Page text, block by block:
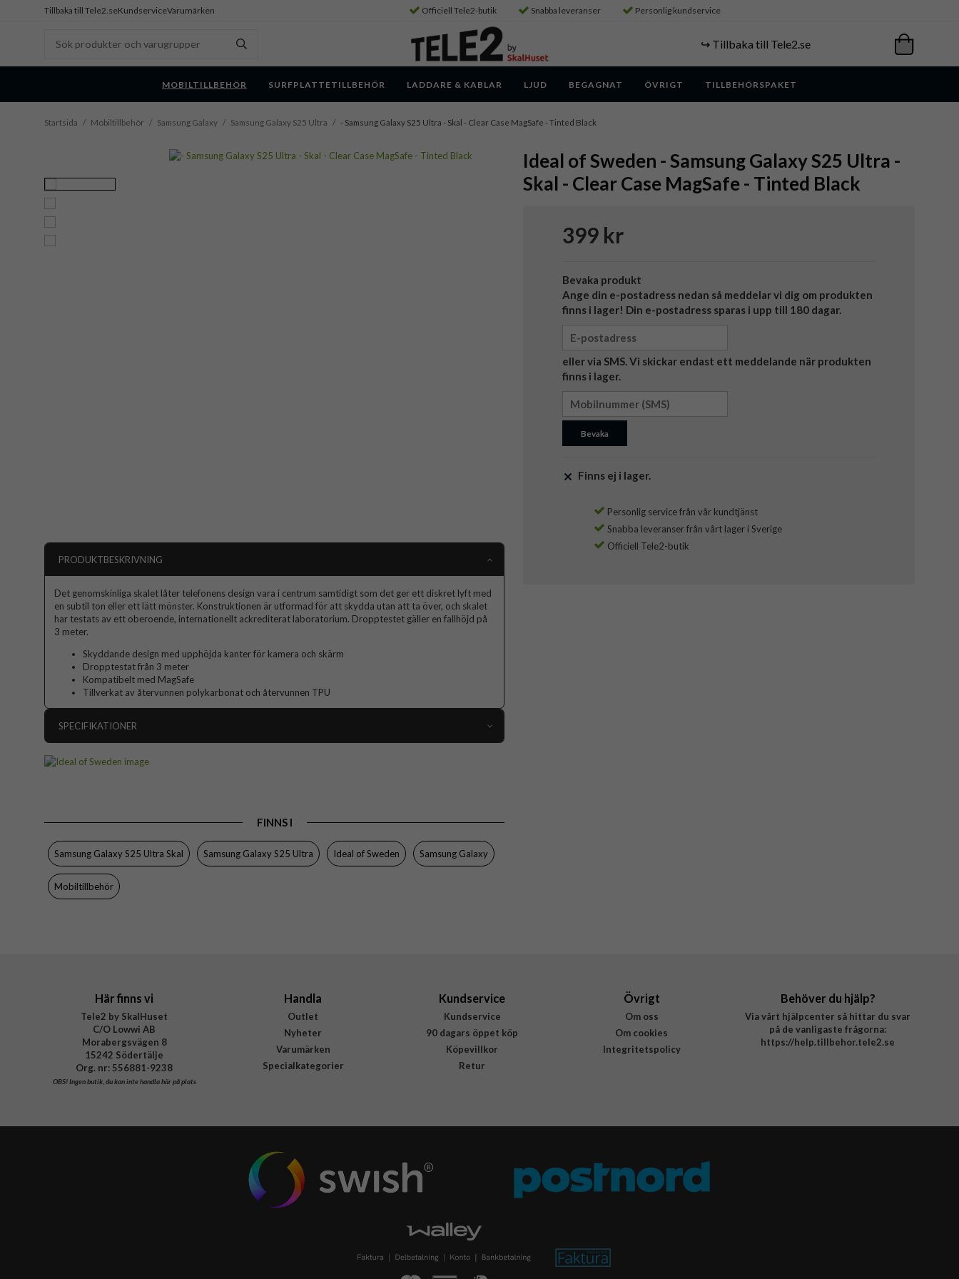
Tillbaka till Tele2.seKundserviceVarumärken Officiell Tele2-butik Snabba leveranser Personlig kundservice
↪️ Tillbaka till Tele2.se
MOBILTILLBEHÖR SURFPLATTETILLBEHÖR LADDARE & KABLAR LJUD BEGAGNAT ÖVRIGT TILLBEHÖRSPAKET
Startsida / Mobiltillbehör / Samsung Galaxy / Samsung Galaxy S25 Ultra / - Samsung Galaxy S25 Ultra - Skal - Clear Case MagSafe - Tinted Black
Ideal of Sweden - Samsung Galaxy S25 Ultra -
Skal - Clear Case MagSafe - Tinted Black
399 kr
Bevaka produkt
Ange din e-postadress nedan så meddelar vi dig om produkten
finns i lager! Din e-postadress sparas i upp till 180 dagar.
eller via SMS. Vi skickar endast ett meddelande när produkten
finns i lager.
Bevaka
Finns ej i lager.
Personlig service från vår kundtjänst
Snabba leveranser från vårt lager i Sverige
Officiell Tele2-butik
PRODUKTBESKRIVNING
Det genomskinliga skalet låter telefonens design vara i centrum samtidigt som det ger ett diskret lyft med
en subtil ton eller ett lätt mönster. Konstruktionen är utformad för att skydda utan att ta över, och skalet
har testats av ett oberoende, internationellt ackrediterat laboratorium. Dropptestet gäller en fallhöjd på
3 meter.
Skyddande design med upphöjda kanter för kamera och skärm
Dropptestat från 3 meter
Kompatibelt med MagSafe
Tillverkat av återvunnen polykarbonat och återvunnen TPU
SPECIFIKATIONER
Egenskaper
MagSafe-kompatibel
Färg
Genomskinlig, Svart
Material
Hårdplast (PC), Mjukplast (TPU)
Varumärke
FINNS I
Samsung Galaxy S25 Ultra Skal Samsung Galaxy S25 Ultra Ideal of Sweden Samsung Galaxy
Mobiltillbehör
Här finns vi
Tele2 by SkalHuset
C/O Lowwi AB
Morabergsvägen 8
15242 Södertälje
Org. nr: 556881-9238
OBS!Ingen butik, du kan inte handla här på plats
Handla
Outlet
Nyheter
Varumärken
Specialkategorier
Kundservice
Kundservice
90 dagars öppet köp
Köpevillkor
Retur
Övrigt
Om oss
Om cookies
Integritetspolicy
Behöver du hjälp?
Via vårt hjälpcenter så hittar du svar
på de vanligaste frågorna:
https://help.tillbehor.tele2.se